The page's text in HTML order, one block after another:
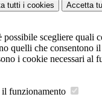
tutti i cookies Accetta
possibile scegliere quali
quelli che consentono
i cookie necessari al
il funzionamento